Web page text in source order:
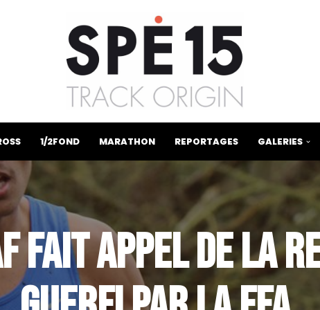
1/2FOND MARATHON REPORTAGES GALERIES
FAIT APPEL DE LA